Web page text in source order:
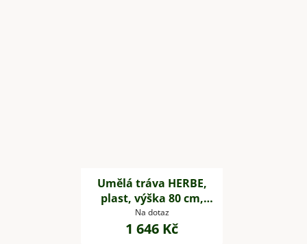
Umělá tráva HERBE,
plast, výška 80 cm,
zelená
Na dotaz
1 646 Kč